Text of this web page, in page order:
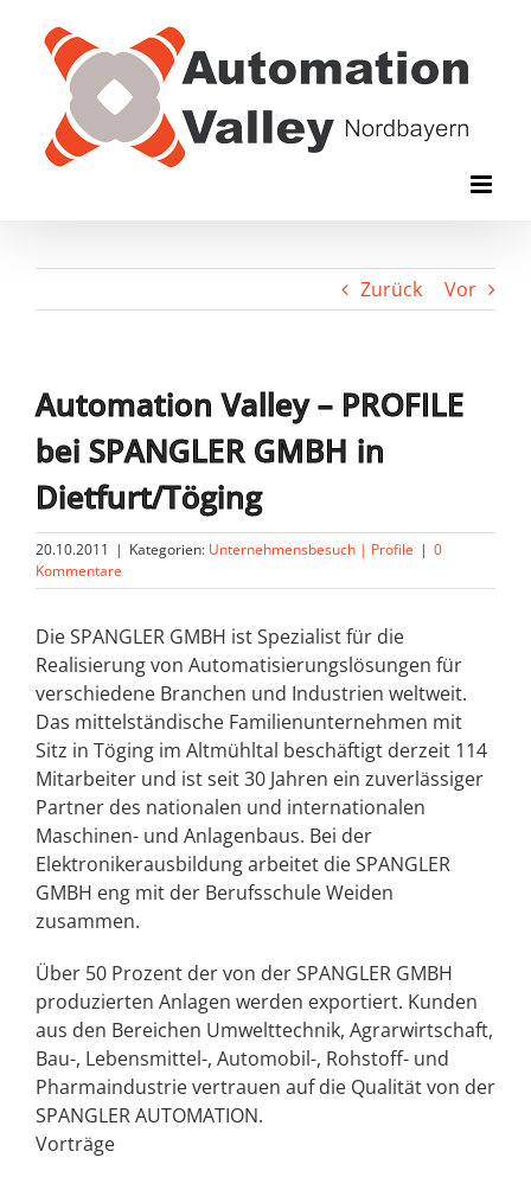
Inhalt
springen
Zurück Vor
Automation Valley – PROFILE
bei SPANGLER GMBH in
Dietfurt/Töging
20.10.2011 | Kategorien: Unternehmensbesuch | Profile | 0
Kommentare
Die SPANGLER GMBH ist Spezialist für die
Realisierung von Automatisierungslösungen für
verschiedene Branchen und Industrien weltweit.
Das mittelständische Familienunternehmen mit
Sitz in Töging im Altmühltal beschäftigt derzeit 114
Mitarbeiter und ist seit 30 Jahren ein zuverlässiger
Partner des nationalen und internationalen
Maschinen- und Anlagenbaus. Bei der
Elektronikerausbildung arbeitet die SPANGLER
GMBH eng mit der Berufsschule Weiden
zusammen.
Über 50 Prozent der von der SPANGLER GMBH
produzierten Anlagen werden exportiert. Kunden
aus den Bereichen Umwelttechnik, Agrarwirtschaft,
Bau-, Lebensmittel-, Automobil-, Rohstoff- und
Pharmaindustrie vertrauen auf die Qualität von der
SPANGLER AUTOMATION.
Vorträge